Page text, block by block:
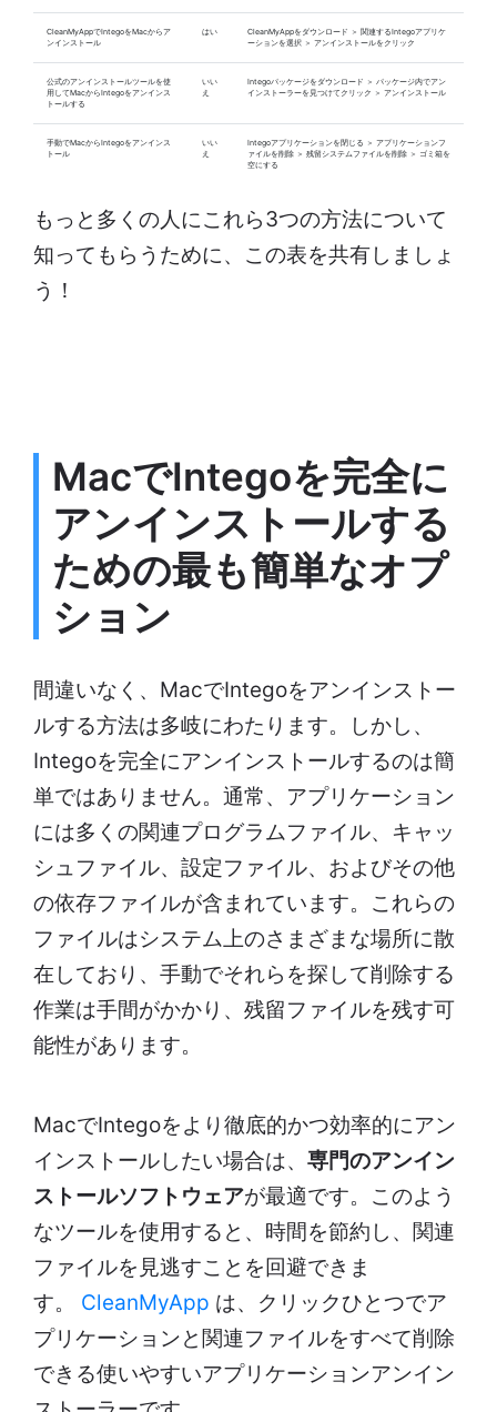
CleanMyAppでIntegoをMacからア
ンインストール
はい
CleanMyAppをダウンロード ＞ 関連するIntegoアプリケ
ーションを選択 ＞ アンインストールをクリック
公式のアンインストールツールを使
用してMacからIntegoをアンインス
トールする
いい
え
Integoパッケージをダウンロード ＞ パッケージ内でアン
インストーラーを見つけてクリック ＞ アンインストール
手動でMacからIntegoをアンインス
トール
いい
え
Integoアプリケーションを閉じる ＞ アプリケーションフ
ァイルを削除 ＞ 残留システムファイルを削除 ＞ ゴミ箱を
空にする
もっと多くの人にこれら3つの方法について
知ってもらうために、この表を共有しましょ
う！
MacでIntegoを完全に
アンインストールする
ための最も簡単なオプ
ション
間違いなく、MacでIntegoをアンインストー
ルする方法は多岐にわたります。しかし、
Integoを完全にアンインストールするのは簡
単ではありません。通常、アプリケーション
には多くの関連プログラムファイル、キャッ
シュファイル、設定ファイル、およびその他
の依存ファイルが含まれています。これらの
ファイルはシステム上のさまざまな場所に散
在しており、手動でそれらを探して削除する
作業は手間がかかり、残留ファイルを残す可
能性があります。
MacでIntegoをより徹底的かつ効率的にアン
インストールしたい場合は、 専門のアンイン
ストールソフトウェアが最適です。このよう
なツールを使用すると、時間を節約し、関連
ファイルを見逃すことを回避できま
す。 CleanMyApp は、クリックひとつでア
プリケーションと関連ファイルをすべて削除
できる使いやすいアプリケーションアンイン